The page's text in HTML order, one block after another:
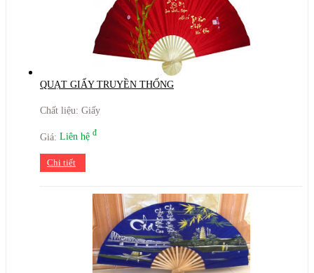
QUẠT GIẤY TRUYỀN THỐNG
Chất liệu: Giấy
Giá: Liên hệ đ
Chi tiết